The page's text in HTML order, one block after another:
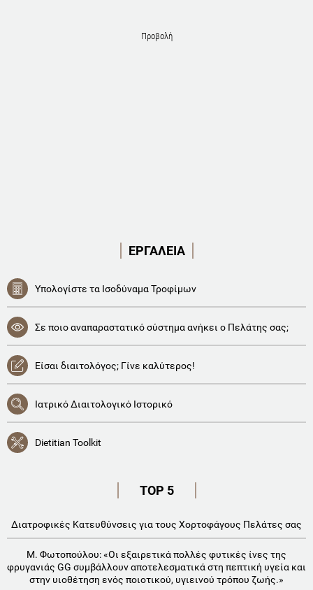
Προβολή
ΕΡΓΑΛΕΙΑ
Υπολογίστε τα Ισοδύναμα Τροφίμων
Σε ποιο αναπαραστατικό σύστημα ανήκει ο Πελάτης σας;
Είσαι διαιτολόγος; Γίνε καλύτερος!
Ιατρικό Διαιτολογικό Ιστορικό
Dietitian Toolkit
TOP 5
Διατροφικές Κατευθύνσεις για τους Χορτοφάγους Πελάτες σας
Μ. Φωτοπούλου: «Οι εξαιρετικά πολλές φυτικές ίνες της
φρυγανιάς GG συμβάλλουν αποτελεσματικά στη πεπτική υγεία και
στην υιοθέτηση ενός ποιοτικού, υγιεινού τρόπου ζωής.»